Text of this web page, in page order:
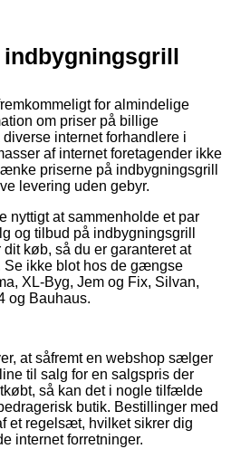
indbygningsgrill
for almindelige
om priser på billige
internet forhandlere i
af internet foretagender ikke
priserne på indbygningsgrill
levering uden gebyr.
nyttigt at sammenholde et par
og tilbud på indbygningsgrill
køb, så du er garanteret at
Se ikke blot hos de gængse
XL-Byg, Jem og Fix, Silvan,
og Bauhaus.
at såfremt en webshop sælger
til salg for en salgspris der
så kan det i nogle tilfælde
butik. Bestillinger med
et regelsæt, hvilket sikrer dig
internet forretninger.